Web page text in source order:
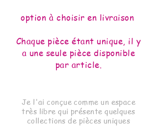
option à choisir en livraison
Chaque pièce étant unique, il y
a une seule pièce disponible
par article.
Je l'ai conçue comme un espace
très libre qui présente quelques
collections de pièces uniques